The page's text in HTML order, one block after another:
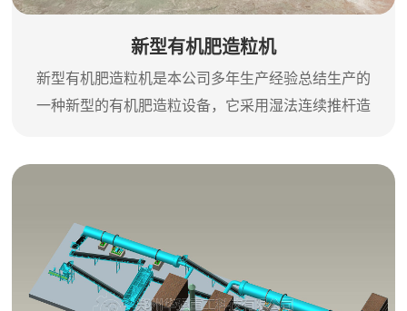
新型有机肥造粒机
新型有机肥造粒机是本公司多年生产经验总结生产的
一种新型的有机肥造粒设备，它采用湿法连续推杆造
粒，特别是对使用常规设备难以成粒的粗纤维物料，
的造粒效果也达到很好的效果。新型有机肥造粒机利
用高速回转的机械搅拌力及由此产生的摩擦力，使粉
状物料在机器内部连续实现混合...